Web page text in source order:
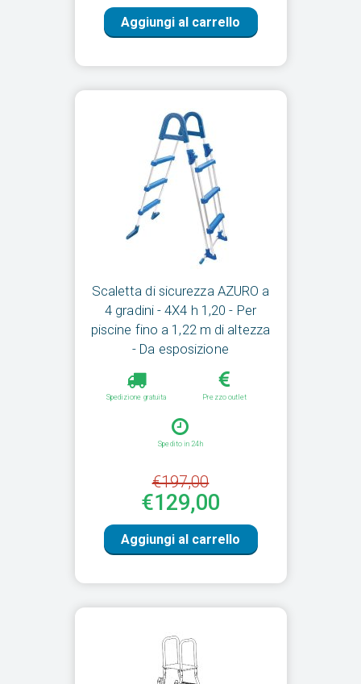
Aggiungi al carrello
Scaletta di sicurezza AZURO a
4 gradini - 4X4 h 1,20 - Per
piscine fino a 1,22 m di altezza
- Da esposizione
Spedizione gratuita Prezzo outlet
Spedito in 24h
€197,00
€129,00
Aggiungi al carrello